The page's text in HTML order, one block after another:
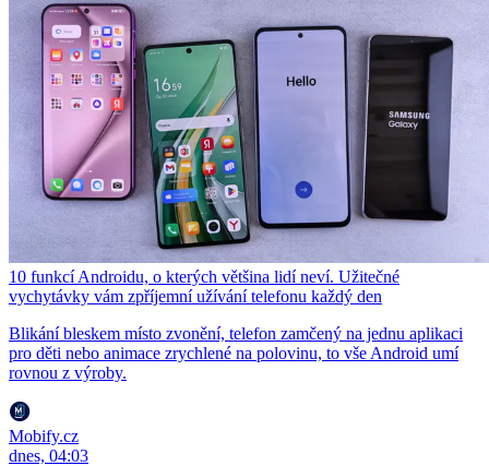
10 funkcí Androidu, o kterých většina lidí neví. Užitečné
vychytávky vám zpříjemní užívání telefonu každý den
Blikání bleskem místo zvonění, telefon zamčený na jednu aplikaci
pro děti nebo animace zrychlené na polovinu, to vše Android umí
rovnou z výroby.
Mobify.cz
dnes, 04:03